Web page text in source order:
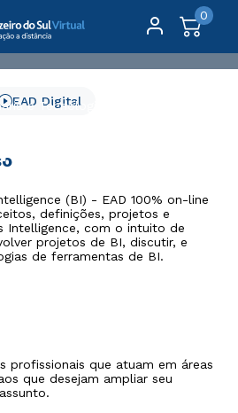
0
e Tecnologia
(BI)
EAD Digital
(BI) - EAD 100% on-line
definições, projetos e
Intelligence, com o intuito de
projetos de BI, discutir, e
de ferramentas de BI.
profissionais que atuam em áreas
que desejam ampliar seu